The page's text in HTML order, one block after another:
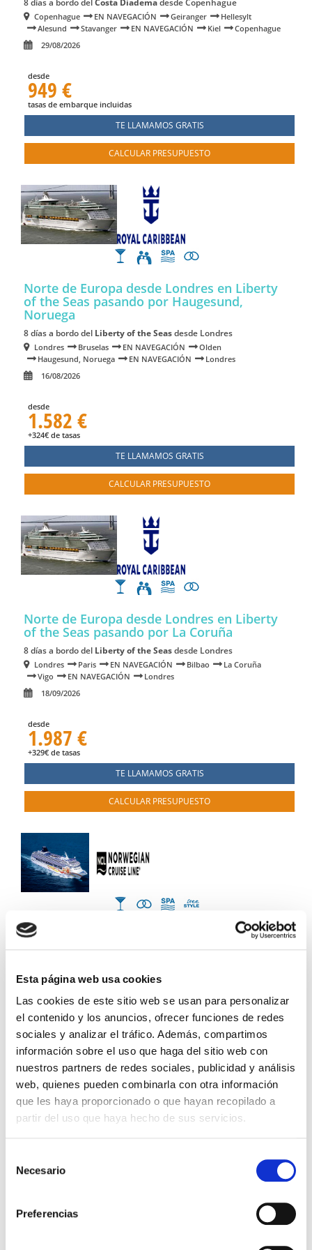
Esta página web usa cookies
Las cookies de este sitio web se usan para personalizar
el contenido y los anuncios, ofrecer funciones de redes
sociales y analizar el tráfico. Además, compartimos
información sobre el uso que haga del sitio web con
nuestros partners de redes sociales, publicidad y análisis
web, quienes pueden combinarla con otra información
que les haya proporcionado o que hayan recopilado a
partir del uso que haya hecho de sus servicios.
Necesario
Preferencias
8 días a bordo del Costa Diademadesde Copenhague
Copenhague EN NAVEGACIÓN Geiranger
Hellesylt
Alesund
Stavanger EN NAVEGACIÓN Kiel
Copenhague
29/08/2026
desde
949 €
tasas de embarque incluidas
TE LLAMAMOS GRATIS
CALCULAR PRESUPUESTO
Norte de Europa desde Londres en Liberty
of the Seas pasando por Haugesund,
Noruega
8 días a bordo del Liberty of the Seasdesde Londres
Londres Bruselas EN NAVEGACIÓN
Olden
Haugesund, Noruega
EN NAVEGACIÓN
Londres
16/08/2026
desde
1.582 €
+324€ de tasas
TE LLAMAMOS GRATIS
CALCULAR PRESUPUESTO
Norte de Europa desde Londres en Liberty
of the Seas pasando por La Coruña
8 días a bordo del Liberty of the Seasdesde Londres
Londres Paris EN NAVEGACIÓN Bilbao
La Coruña
Vigo
EN NAVEGACIÓN
Londres
18/09/2026
desde
1.987 €
+329€ de tasas
TE LLAMAMOS GRATIS
CALCULAR PRESUPUESTO
Norte de Europa desde Copenhague en
NORWEGIAN SUNpasando por Gdynia
Copenhague Hamburgo, Kiel, Alemania
desde
1.057 €
+280€ de tasas
TE LLAMAMOS GRATIS
CALCULAR PRESUPUESTO